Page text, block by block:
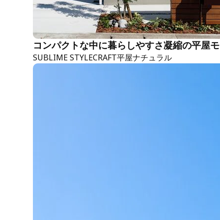
コンパクトな中に暮らしやすさ凝縮の平屋
SUBLIME STYLECRAFT平屋ナチュラル